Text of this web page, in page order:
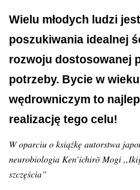
Wielu młodych ludzi
poszukiwania idealnej
rozwoju dostosowanej
potrzeby. Bycie w wieku
wędrowniczym to
realizację tego celu!
W oparciu o książkę autorstwa
neurobiologia Ken’ichirō Mogi
szczęścia”